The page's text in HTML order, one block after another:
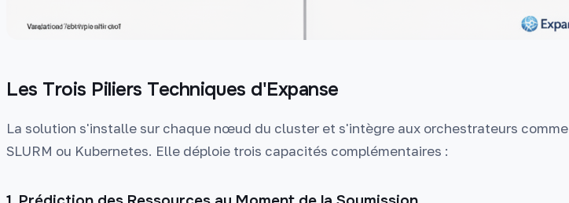
Les Trois Piliers Techniques d'Expanse
La solution s'installe sur chaque nœud du cluster et s'intègre aux orchestrateurs comme
SLURM ou Kubernetes. Elle déploie trois capacités complémentaires :